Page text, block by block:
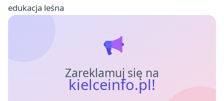
edukacja leśna
Zareklamuj się na
kielceinfo.pl!